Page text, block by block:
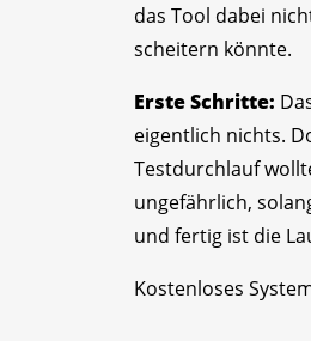
das Tool dabei
scheitern könnte.
Erste Schritte:
eigentlich nichts.
Testdurchlauf
ungefährlich,
und fertig ist die
Kostenloses